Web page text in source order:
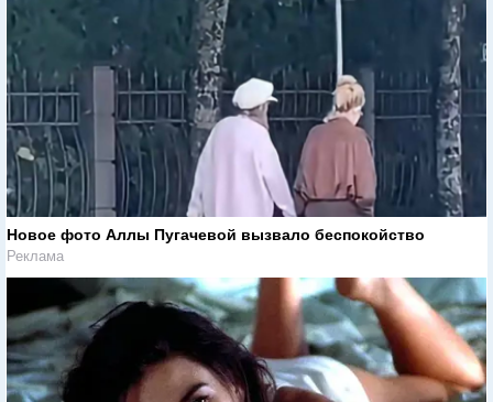
Новое фото Аллы Пугачевой вызвало беспокойство
Реклама